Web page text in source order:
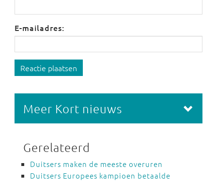
E-mailadres:
Reactie plaatsen
Meer Kort nieuws
Gerelateerd
Duitsers maken de meeste overuren
Duitsers Europees kampioen betaalde